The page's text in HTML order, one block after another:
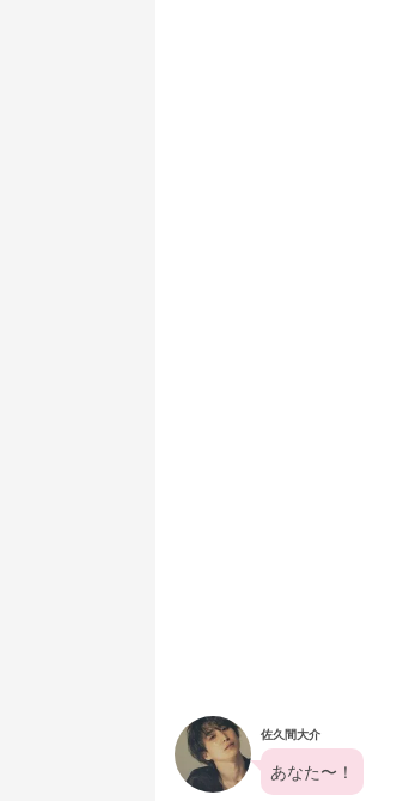
佐久間大介
あなた〜！